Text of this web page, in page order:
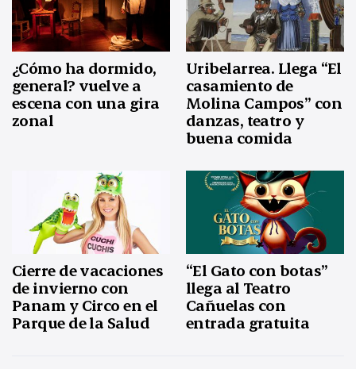
¿Cómo ha dormido,
general? vuelve a
escena con una gira
zonal
Uribelarrea. Llega “El
casamiento de
Molina Campos” con
danzas, teatro y
buena comida
Cierre de vacaciones
de invierno con
Panam y Circo en el
Parque de la Salud
“El Gato con botas”
llega al Teatro
Cañuelas con
entrada gratuita